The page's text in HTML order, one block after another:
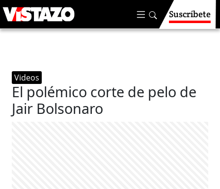
Suscríbete
Videos
El polémico corte de pelo de
Jair Bolsonaro